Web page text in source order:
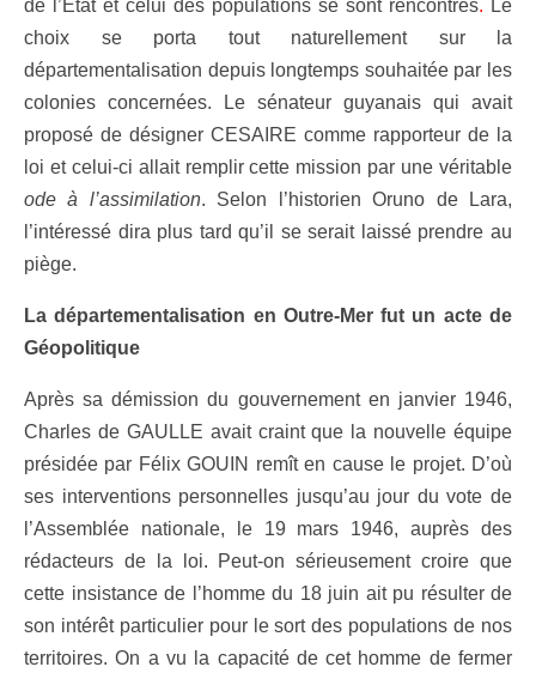
de l’Etat et celui des populations se sont rencontrés. Le
choix se porta tout naturellement sur la
départementalisation depuis longtemps souhaitée par les
colonies concernées. Le sénateur guyanais qui avait
proposé de désigner CESAIRE comme rapporteur de la
loi et celui-ci allait remplir cette mission par une véritable
ode à l’assimilation. Selon l’historien Oruno de Lara,
l’intéressé dira plus tard qu’il se serait laissé prendre au
piège.
La départementalisation en Outre-Mer fut un acte de
Géopolitique
Après sa démission du gouvernement en janvier 1946,
Charles de GAULLE avait craint que la nouvelle équipe
présidée par Félix GOUIN remît en cause le projet. D’où
ses interventions personnelles jusqu’au jour du vote de
l’Assemblée nationale, le 19 mars 1946, auprès des
rédacteurs de la loi. Peut-on sérieusement croire que
cette insistance de l’homme du 18 juin ait pu résulter de
son intérêt particulier pour le sort des populations de nos
territoires. On a vu la capacité de cet homme de fermer